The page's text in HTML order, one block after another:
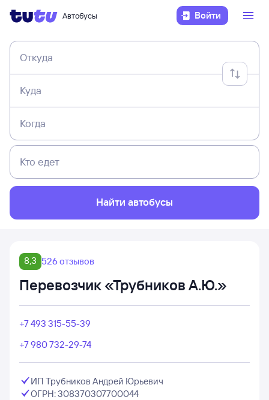
Автобусы Войти
Откуда
Куда
Когда
Кто едет
Найти автобусы
8,3 526 отзывов
Перевозчик «Трубников А.Ю.»
+7 493 315-55-39
+7 980 732-29-74
ИП Трубников Андрей Юрьевич
ОГРН: 308370307700044